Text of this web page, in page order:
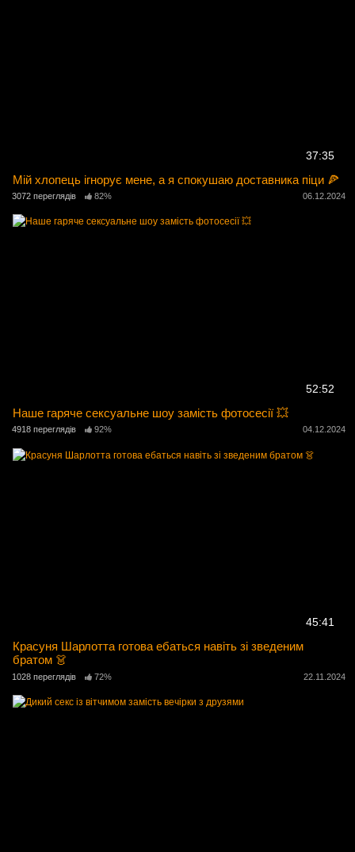
37:35
Мій хлопець ігнорує мене, а я спокушаю доставника піци 🍕
3072 переглядів 82% 06.12.2024
52:52
Наше гаряче сексуальне шоу замість фотосесії 💥
4918 переглядів 92% 04.12.2024
45:41
Красуня Шарлотта готова ебаться навіть зі зведеним
братом 👗
1028 переглядів 72% 22.11.2024